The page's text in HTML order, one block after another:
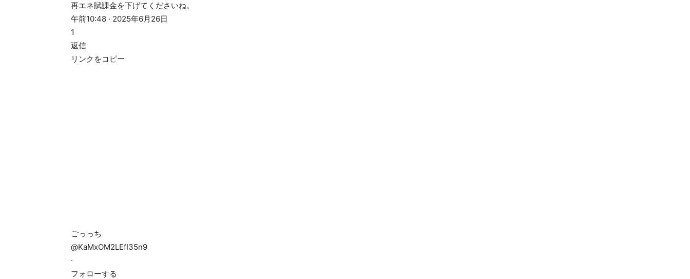
再エネ賦課金を下げてくださいね。
午前10:48 · 2025年6月26日
1
返信
リンクをコピー
ごっっち
@KaMxOM2LEfI35n9
·
フォローする